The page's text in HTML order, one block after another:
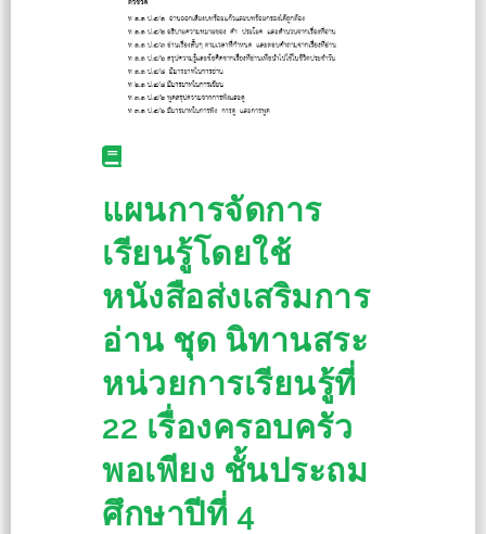
แผนการจัดการ
เรียนรู้โดยใช้
หนังสือส่งเสริมการ
อ่าน ชุด นิทานสระ
หน่วยการเรียนรู้ที่
22 เรื่องครอบครัว
พอเพียง ชั้นประถม
ศึกษาปีที่ 4